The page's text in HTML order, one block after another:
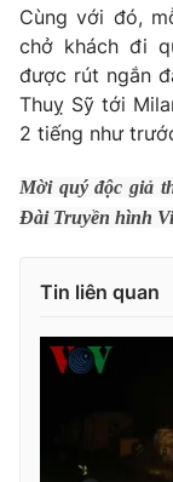
Hitech Công
Sản phẩm
Thị trường
Giao lưu trực
Lịch phát sóng
Chuyên mục khác
Video
VTV Money
Cùng với đó,
chở khách đi
được rút ngắn
Thuỵ Sỹ tới
2 tiếng như
Mời quý độc giả
Đài Truyền hình
Tin liên quan